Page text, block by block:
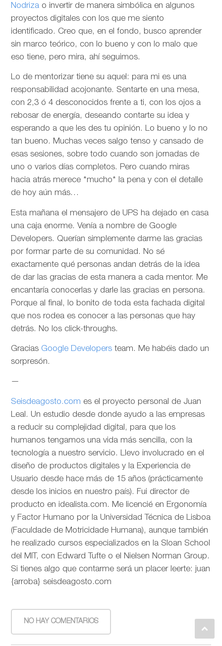
Nodriza o invertir de manera simbólica en algunos
proyectos digitales con los que me siento
identificado. Creo que, en el fondo, busco aprender
sin marco teórico, con lo bueno y con lo malo que
eso tiene, pero mira, ahí seguimos.
Lo de mentorizar tiene su aquel: para mi es una
responsabilidad acojonante. Sentarte en una mesa,
con 2,3 ó 4 desconocidos frente a ti, con los ojos a
rebosar de energía, deseando contarte su idea y
esperando a que les des tu opinión. Lo bueno y lo no
tan bueno. Muchas veces salgo tenso y cansado de
esas sesiones, sobre todo cuando son jornadas de
uno o varios días completos. Pero cuando miras
hacia atrás merece *mucho* la pena y con el detalle
de hoy aún más…
Esta mañana el mensajero de UPS ha dejado en casa
una caja enorme. Venía a nombre de Google
Developers. Querían simplemente darme las gracias
por formar parte de su comunidad. No sé
exactamente qué personas andan detrás de la idea
de dar las gracias de esta manera a cada mentor. Me
encantaría conocerlas y darle las gracias en persona.
Porque al final, lo bonito de toda esta fachada digital
que nos rodea es conocer a las personas que hay
detrás. No los click-throughs.
Gracias Google Developers team. Me habéis dado un
sorpresón.
—
Seisdeagosto.com es el proyecto personal de Juan
Leal. Un estudio desde donde ayudo a las empresas
a reducir su complejidad digital, para que los
humanos tengamos una vida más sencilla, con la
tecnología a nuestro servicio. Llevo involucrado en el
diseño de productos digitales y la Experiencia de
Usuario desde hace más de 15 años (prácticamente
desde los inicios en nuestro país). Fui director de
producto en idealista.com. Me licencié en Ergonomía
y Factor Humano por la Universidad Técnica de Lisboa
(Faculdade de Motricidade Humana), aunque también
he realizado cursos especializados en la Sloan School
del MIT, con Edward Tufte o el Nielsen Norman Group.
Si tienes algo que contarme será un placer leerte: juan
{arroba} seisdeagosto.com
NO HAY COMENTARIOS